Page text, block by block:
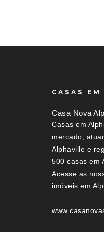
CASAS
Casa Nova
Casas em
mercado,
Alphaville e
500 casas em
Acesse as
imóveis em